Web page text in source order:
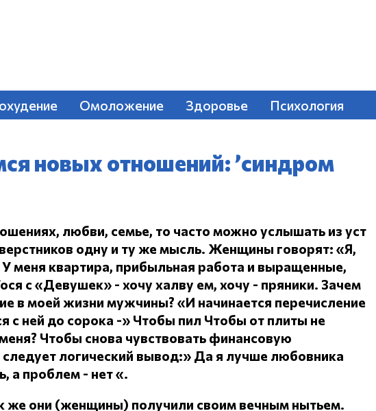
Омоложение Здоровье Психология
новых отношений: ’синдром
любви, семье, то часто можно услышать из уст
одну и ту же мысль. Женщины говорят: «Я,
У меня квартира, прибыльная работа и выращенные,
с «Девушек» - хочу халву ем, хочу - пряники. Зачем
в моей жизни мужчины? «И начинается перечисление
с ней до сорока -» Чтобы пил Чтобы от плиты не
Чтобы снова чувствовать финансовую
следует логический вывод:» Да я лучше любовника
а проблем - нет «.
же они (женщины) получили своим вечным нытьем.